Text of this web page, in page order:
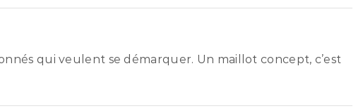
qui veulent se démarquer. Un maillot concept, c’est